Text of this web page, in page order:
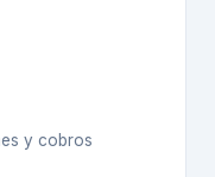
y cobros